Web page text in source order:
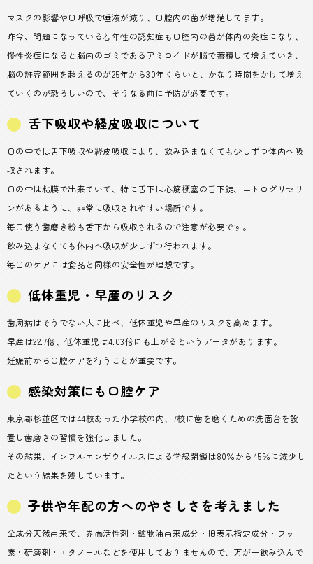
マスクの影響や口呼吸で唾液が減り、口腔内の菌が増殖してます。
昨今、問題になっている若年性の認知症も口腔内の菌が体内の炎症になり、
慢性炎症になると脳内のゴミであるアミロイドが脳で蓄積して増えていき、
脳の許容範囲を超えるのが25年から30年くらいと、かなり時間をかけて増え
ていくのが恐ろしいので、そうなる前に予防が必要です。
舌下吸収や経皮吸収について
口の中では舌下吸収や経皮吸収により、飲み込まなくても少しずつ体内へ吸
収されます。
口の中は粘膜で出来ていて、特に舌下は心筋梗塞の舌下錠、ニトログリセリ
ンがあるように、非常に吸収されやすい場所です。
毎日使う歯磨き粉も舌下から吸収されるので注意が必要です。
飲み込まなくても体内へ吸収が少しずつ行われます。
毎日のケアには食品と同様の安全性が理想です。
低体重児・早産のリスク
歯周病はそうでない人に比べ、低体重児や早産のリスクを高めます。
早産は22.7倍、低体重児は4.03倍にも上がるというデータがあります。
妊娠前から口腔ケアを行うことが重要です。
感染対策にも口腔ケア
東京都杉並区では44校あった小学校の内、7校に歯を磨くための洗面台を設
置し歯磨きの習慣を強化しました。
その結果、インフルエンザウイルスによる学級閉鎖は80％から45％に減少し
たという結果を残しています。
子供や年配の方へのやさしさを考えました
全成分天然由来で、界面活性剤・鉱物油由来成分・旧表示指定成分・フッ
素・研磨剤・エタノールなどを使用しておりませんので、万が一飲み込んで